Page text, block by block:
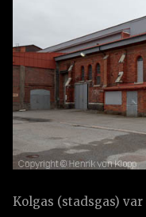
Kolgas (stadsgas)